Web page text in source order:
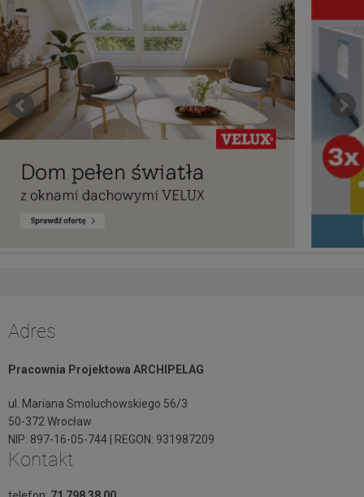
Adres
Pracownia Projektowa ARCHIPELAG
ul. Mariana Smoluchowskiego 56/3
50-372 Wrocław
NIP: 897-16-05-744 | REGON: 931987209
Kontakt